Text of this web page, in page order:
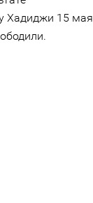
Хадиджи 15 мая